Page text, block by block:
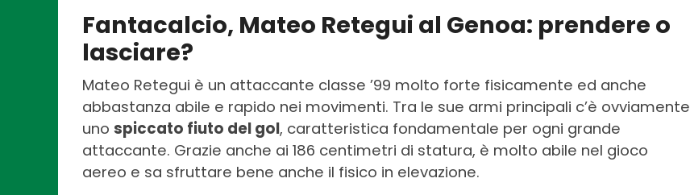
Fantacalcio, Mateo Retegui al Genoa: prendere o
lasciare?
Mateo Retegui è un attaccante classe ’99 molto forte fisicamente ed anche
abbastanza abile e rapido nei movimenti. Tra le sue armi principali c’è ovviamente
uno spiccato fiuto del gol, caratteristica fondamentale per ogni grande
attaccante. Grazie anche ai 186 centimetri di statura, è molto abile nel gioco
aereo e sa sfruttare bene anche il fisico in elevazione.